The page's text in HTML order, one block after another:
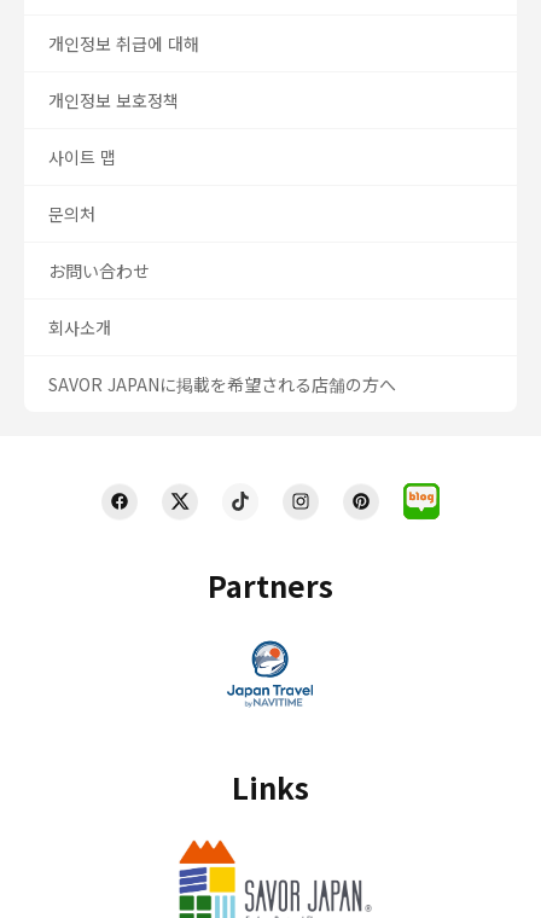
Partners
Links
개인정보 취급에 대해
개인정보 보호정책
사이트 맵
문의처
お問い合わせ
회사소개
SAVOR JAPANに掲載を希望される店舗の方へ